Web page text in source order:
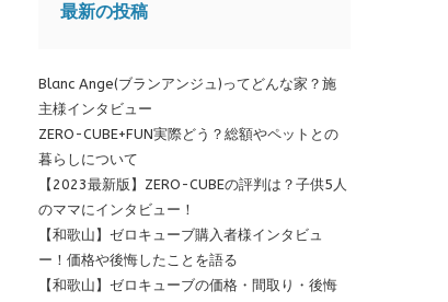
最新の投稿
Blanc Ange(ブランアンジュ)ってどんな家？施
主様インタビュー
ZERO-CUBE+FUN実際どう？総額やペットとの
暮らしについて
【2023最新版】ZERO-CUBEの評判は？子供5人
のママにインタビュー！
【和歌山】ゼロキューブ購入者様インタビュ
ー！価格や後悔したことを語る
【和歌山】ゼロキューブの価格・間取り・後悔